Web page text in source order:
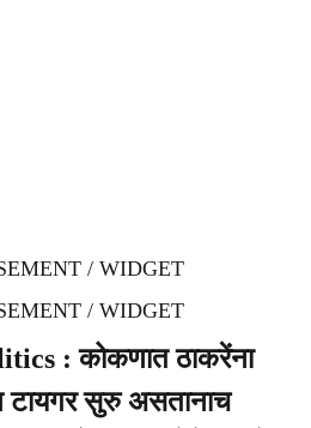
/ WIDGET
/ WIDGET
: कोकणात ठाकरेंना
टायगर सुरु असतानाच